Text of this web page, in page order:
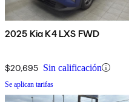
2025 Kia K4 LXS FWD
$20,695 Sin calificación
Se aplican tarifas